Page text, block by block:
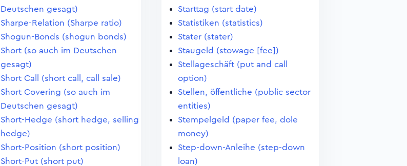
Deutschen gesagt)
Sharpe-Relation (Sharpe ratio)
Shogun-Bonds (shogun bonds)
Short (so auch im Deutschen
gesagt)
Short Call (short call, call sale)
Short Covering (so auch im
Deutschen gesagt)
Short-Hedge (short hedge, selling
hedge)
Short-Position (short position)
Short-Put (short put)
Starttag (start date)
Statistiken (statistics)
Stater (stater)
Staugeld (stowage [fee])
Stellageschäft (put and call
option)
Stellen, öffentliche (public sector
entities)
Stempelgeld (paper fee, dole
money)
Step-down-Anleihe (step-down
loan)